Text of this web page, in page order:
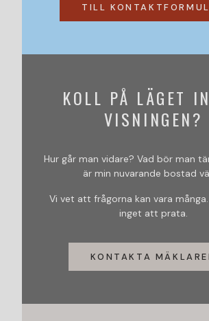
KOLL PÅ LÄGET
VISNINGEN?
Hur går man vidare? Vad bör man
är min nuvarande bostad
Vi vet att frågorna kan vara
inget att prata.
KONTAKTA
TILL